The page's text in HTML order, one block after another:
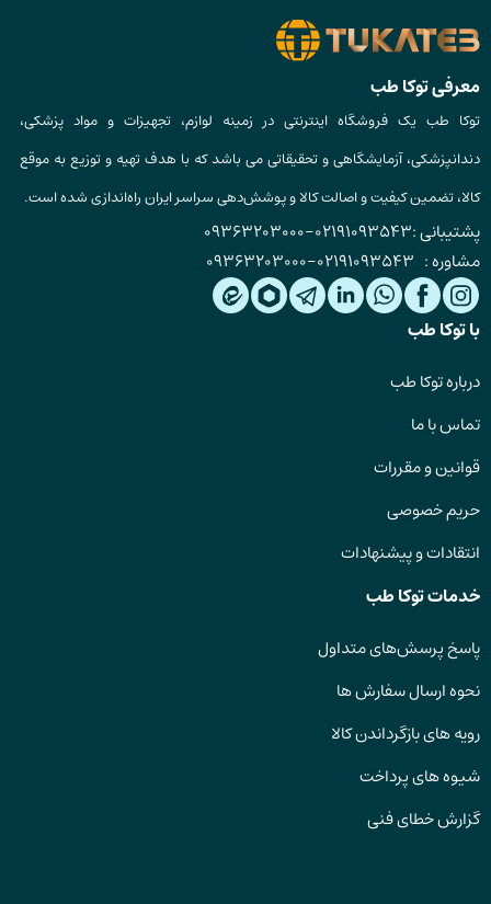
معرفی توکا طب
توکا طب یک فروشگاه اینترنتی در زمینه لوازم، تجهیزات و مواد پزشکی،
دندانپزشکی، آزمایشگاهی و تحقیقاتی می باشد که با هدف تهیه و توزیع به موقع
کالا، تضمین کیفیت و اصالت کالا و پوشش‌دهی سراسر ایران راه‌اندازی شده است.
پشتیبانی :02191093543
-
09363203000
مشاوره : 02191093543
-
09363203000
با توکا طب
درباره توکا طب
تماس با ما
قوانین و مقررات
حریم خصوصی
انتقادات و پیشنهادات
خدمات توکا طب
پاسخ پرسش‌های متداول
نحوه ارسال سفارش ها
رویه های بازگرداندن کالا
شیوه های پرداخت
گزارش خطای فنی